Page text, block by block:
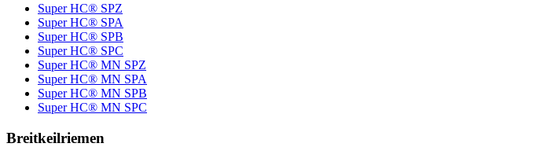
Super HC® SPZ
Super HC® SPA
Super HC® SPB
Super HC® SPC
Super HC® MN SPZ
Super HC® MN SPA
Super HC® MN SPB
Super HC® MN SPC
Breitkeilriemen